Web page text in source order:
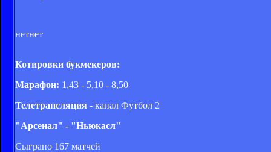
нетнет
Котировки букмекеров:
Марафон: 1,43 - 5,10 - 8,50
Телетрансляция - канал Футбол 2
"Арсенал" - "Ньюкасл"
Сыграно 167 матчей